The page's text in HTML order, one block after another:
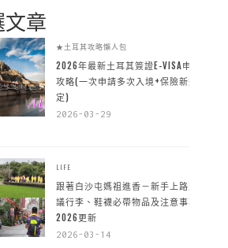
章
★土耳其攻略懶人包
2026年最新土耳其簽證E-VISA申請
攻略(一次申請多次入境+保險新規
定)
2026-03-29
LIFE
跟著白沙屯媽祖進香－新手上路建
議行李、鞋襪必帶物品及注意事項
2026更新
2026-03-14